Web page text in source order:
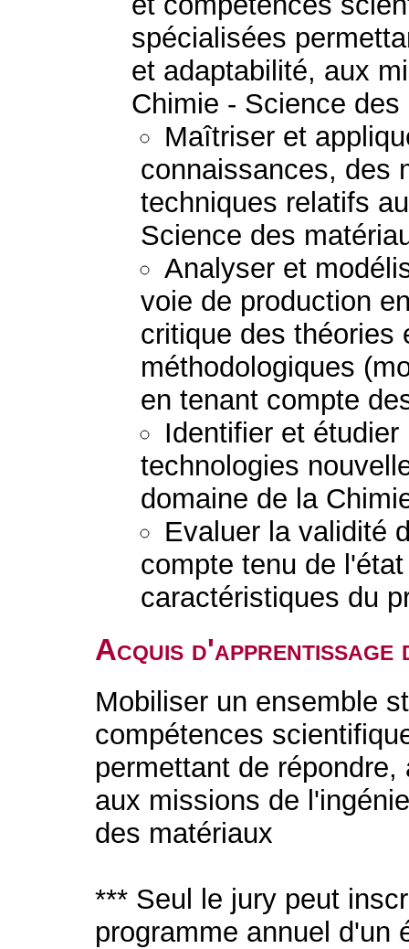
spécialisées
et adaptabilité, aux
Chimie - Science
Maîtriser et
connaissances, des
techniques relatifs
Science des
Analyser et
voie de production
critique des théories
méthodologiques
en tenant compte
Identifier et
technologies
domaine de la
Evaluer la validité
compte tenu de
caractéristiques du
Acquis d'apprentissage
Mobiliser un ensemble
compétences
permettant de
aux missions de
des matériaux
*** Seul le jury peut
programme annuel d'un